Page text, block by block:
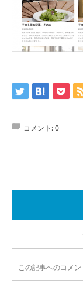
コメント:0
この記事へのコメン